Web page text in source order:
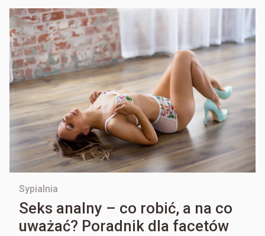
Sypialnia
Seks analny – co robić, a na co
uważać? Poradnik dla facetów